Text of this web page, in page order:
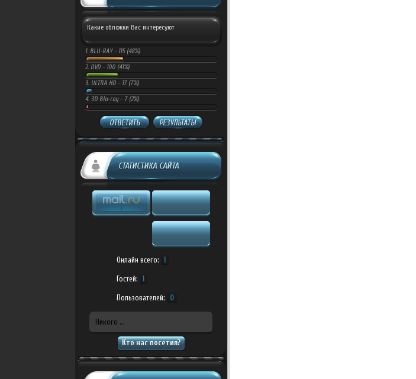
Какие обложки Вас интересуют
1. BLU-RAY - 115 (48%)
2. DVD - 100 (41%)
3. ULTRA HD - 17 (7%)
4. 3D Blu-ray - 7 (2%)
ОТВЕТИТЬ РЕЗУЛЬТАТЫ
СТАТИСТИКА САЙТА
Онлайн всего: 1
Гостей: 1
Пользователей: 0
Никого ...
Кто нас посетил?